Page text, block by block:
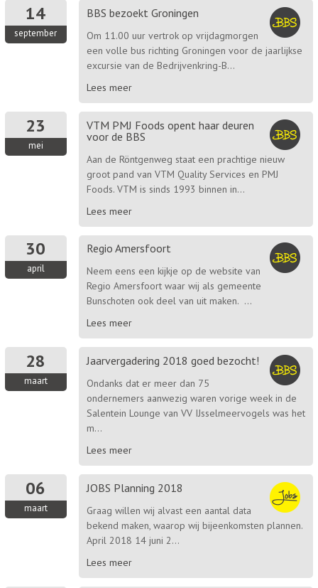
BBS bezoekt Groningen
Om 11.00 uur vertrok op vrijdagmorgen
een volle bus richting Groningen voor de jaarlijkse
excursie van de Bedrijvenkring-B...
Lees meer
14
september
VTM PMJ Foods opent haar deuren
voor de BBS
Aan de Röntgenweg staat een prachtige nieuw
groot pand van VTM Quality Services en PMJ
Foods. VTM is sinds 1993 binnen in...
Lees meer
23
mei
Regio Amersfoort
Neem eens een kijkje op de website van
Regio Amersfoort waar wij als gemeente
Bunschoten ook deel van uit maken. ...
Lees meer
30
april
Jaarvergadering 2018 goed bezocht!
Ondanks dat er meer dan 75
ondernemers aanwezig waren vorige week in de
Salentein Lounge van VV IJsselmeervogels was het
m...
Lees meer
28
maart
JOBS Planning 2018
Graag willen wij alvast een aantal data
bekend maken, waarop wij bijeenkomsten plannen.
April 2018 14 juni 2...
Lees meer
06
maart